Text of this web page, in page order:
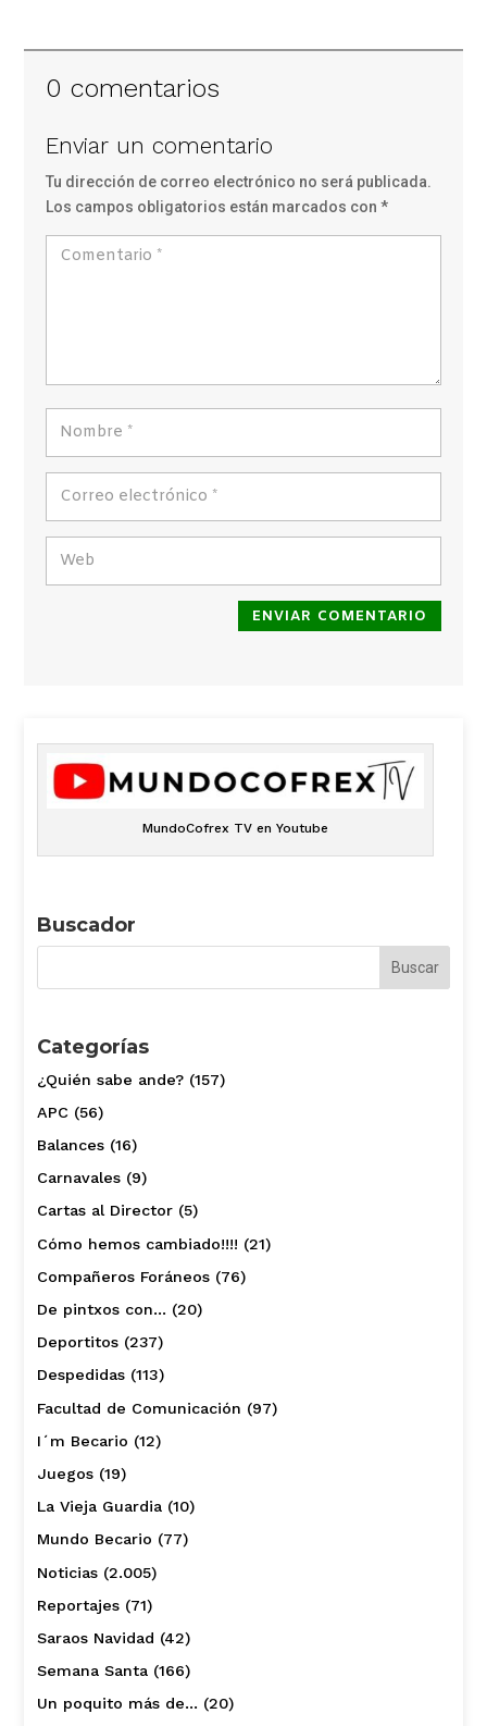
0 comentarios
Enviar un comentario
Tu dirección de correo electrónico no será publicada.
Los campos obligatorios están marcados con*
ENVIAR COMENTARIO
MundoCofrex TV en Youtube
Buscador
Categorías
¿Quién sabe ande?(157)
APC(56)
Balances(16)
Carnavales(9)
Cartas al Director(5)
Cómo hemos cambiado!!!! (21)
Compañeros Foráneos(76)
De pintxos con… (20)
Deportitos(237)
Despedidas(113)
Facultad de Comunicación (97)
I´m Becario (12)
Juegos(19)
La Vieja Guardia(10)
Mundo Becario (77)
Noticias(2.005)
Reportajes(71)
Saraos Navidad (42)
Semana Santa(166)
Un poquito más de… (20)